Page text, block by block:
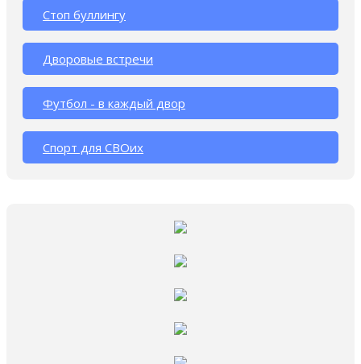
Стоп буллингу
Дворовые встречи
Футбол - в каждый двор
Спорт для СВОих